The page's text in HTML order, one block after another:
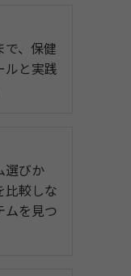
で、保健
ルと実践
選びか
比較しな
ムを見つ